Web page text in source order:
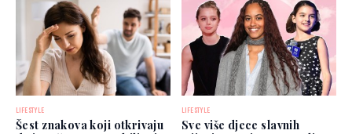
LIFESTYLE
Šest znakova koji otkrivaju
LIFESTYLE
Sve više djece slavnih